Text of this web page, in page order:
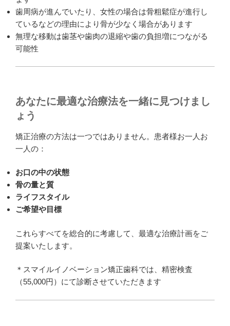
歯周病が進んでいたり、女性の場合は骨粗鬆症が進行し
ているなどの理由により骨が少なく場合があります
無理な移動は歯茎や歯肉の退縮や歯の負担増につながる
可能性
あなたに最適な治療法を一緒に見つけまし
ょう
矯正治療の方法は一つではありません。患者様お一人お
一人の：
お口の中の状態
骨の量と質
ライフスタイル
ご希望や目標
これらすべてを総合的に考慮して、最適な治療計画をご
提案いたします。
＊スマイルイノベーション矯正歯科では、精密検査
（55,000円）にて診断させていただきます